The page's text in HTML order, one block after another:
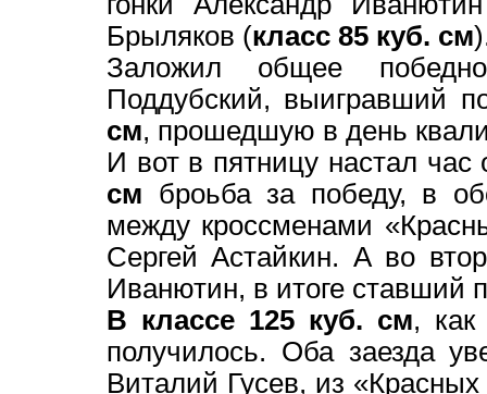
Брыляков (класс 85 куб. см
Заложил общее
Поддубский, выигравший
см, прошедшую в день
И вот в пятницу настал
см броьба за победу, в
между кроссменами
Сергей Астайкин. А во
Иванютин, в итоге ставший
В классе 125 куб. см,
получилось. Оба заезда
Виталий Гусев, из